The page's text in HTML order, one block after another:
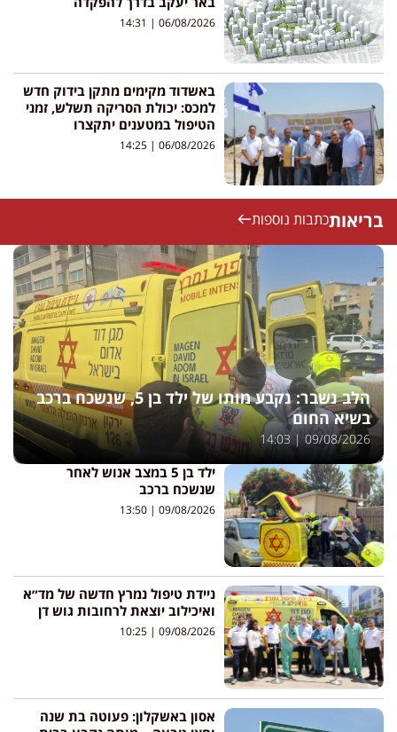
06/08/2026
באשדוד מקימים מתקן בידוק חדש
למכס: יכולת הסריקה תשלש, זמני
הטיפול במטענים יתקצרו
06/08/2026
בריאותכתבות נוספות
הלב נשבר: נקבע מותו של ילד בן 5, שנשכח ברכב
בשיא החום
09/08/2026
14:03
ילד בן 5 במצב אנוש לאחר
שנשכח ברכב
09/08/2026
ניידת טיפול נמרץ חדשה של מד״א
ואיכילוב יוצאת לרחובות גוש דן
09/08/2026
אסון באשקלון: פעוטה בת שנה